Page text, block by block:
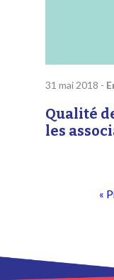
31 mai 2018 -
Qualité
les
«